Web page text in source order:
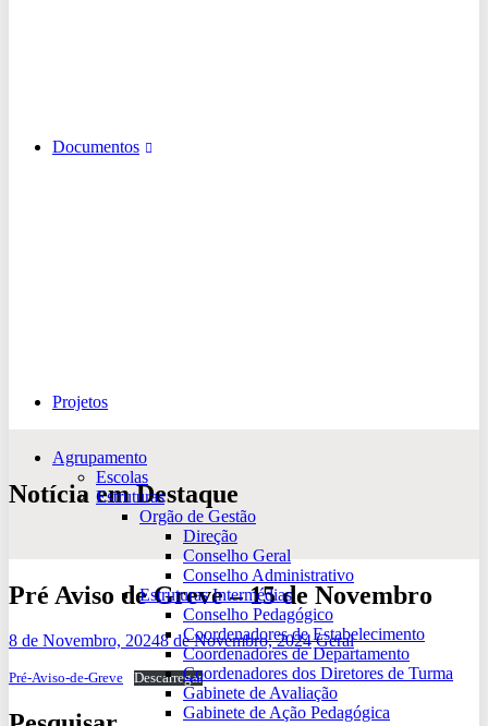
Documentos
Projetos
Agrupamento
Escolas
Estruturas
Orgão de Gestão
Direção
Conselho Geral
Conselho Administrativo
Estruturas Intermédias
Conselho Pedagógico
Coordenadores de Estabelecimento
Coordenadores de Departamento
Coordenadores dos Diretores de Turma
Gabinete de Avaliação
Gabinete de Ação Pedagógica
Notícia em Destaque
Pré Aviso de Greve – 15 de Novembro
8 de Novembro, 20248 de Novembro, 2024 Geral
Pré-Aviso-de-Greve Descarregar